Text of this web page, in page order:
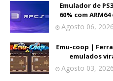
Emulador de
60% com
Agosto 06, 2026
Emu-coop |
emulados
Agosto 03, 2026